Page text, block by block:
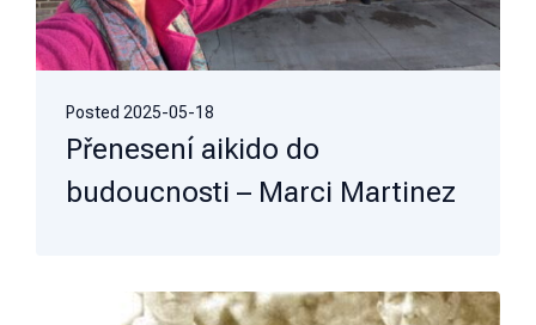
Posted 2025-05-18
Přenesení aikido do
budoucnosti – Marci Martinez